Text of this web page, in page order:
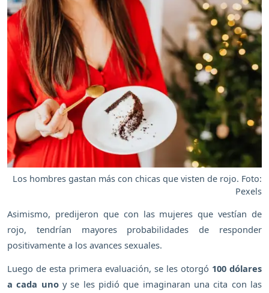
Los hombres gastan más con chicas que visten de rojo. Foto:
Pexels
Asimismo, predijeron que con las mujeres que vestían de
rojo, tendrían mayores probabilidades de responder
positivamente a los avances sexuales.
Luego de esta primera evaluación, se les otorgó 100 dólares
a cada unoy se les pidió que imaginaran una cita con las